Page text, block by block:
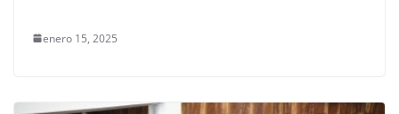
enero 15, 2025